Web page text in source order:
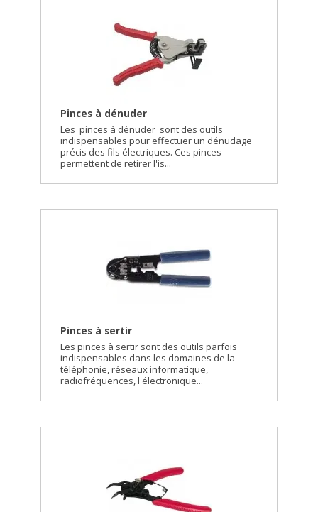
Pinces à dénuder
Les pinces à dénuder sont des outils
indispensables pour effectuer un dénudage
précis des fils électriques. Ces pinces
permettent de retirer l'is...
Pinces à sertir
Les pinces à sertir sont des outils parfois
indispensables dans les domaines de la
téléphonie, réseaux informatique,
radiofréquences, l'électronique...